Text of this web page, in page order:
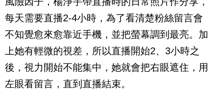
每天需要直播2-4小時，為了看清楚粉絲留言會
不知覺愈來愈靠近手機，並把螢幕調到最亮。加
上她有輕微的視差，所以直播開始2、3小時之
後，視力開始不能集中，她就會把右眼遮住，用
左眼看留言，直到直播結束。